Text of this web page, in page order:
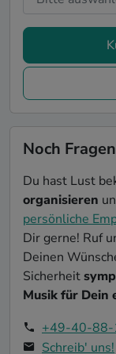
Noch
Du hast Lust
organisieren
persönliche
Dir gerne! Ruf
Deinen
Sicherheit
Musik für Dein
+49-40-
Schreib' uns!